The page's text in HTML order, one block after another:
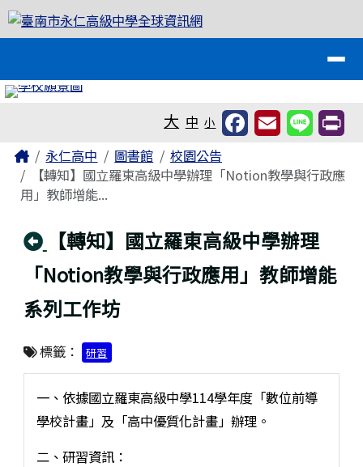
跳至主內容區
臺南市永仁高級中學全球資訊網
大 中 小
主內容區域
Home永仁高中 圖書館
校園公告
【轉知】國立羅東高級中學辦理「Notion教學與行政應
用」教師增能...
回上頁
【轉知】國立羅東高級中學辦理
「Notion教學與行政應用」教師增能
系列工作坊
標籤： 研習
一、依據國立羅東高級中學114學年度「數位前導
學校計畫」及「高中優質化計畫」辦理。
二、研習資訊：
頁尾區域